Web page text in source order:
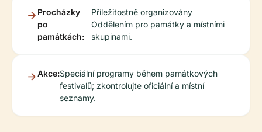
Procházky
po
památkách:
Příležitostně organizovány
Oddělením pro památky a místními
skupinami.
Akce:Speciální programy během památkových
festivalů; zkontrolujte oficiální a místní
seznamy.